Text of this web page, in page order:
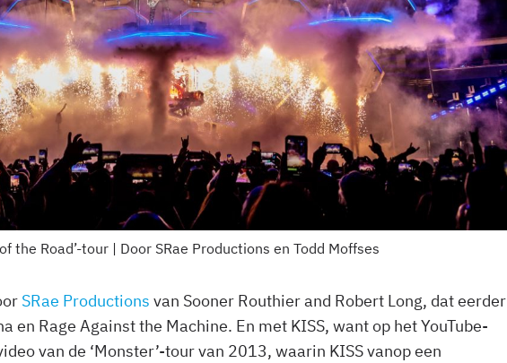
of the Road’-tour | Door SRae Productions en Todd Moffses
SRae Productions van Sooner Routhier and Robert Long, dat eerder
en Rage Against the Machine. En met KISS, want op het YouTube-
van de ‘Monster’-tour van 2013, waarin KISS vanop een